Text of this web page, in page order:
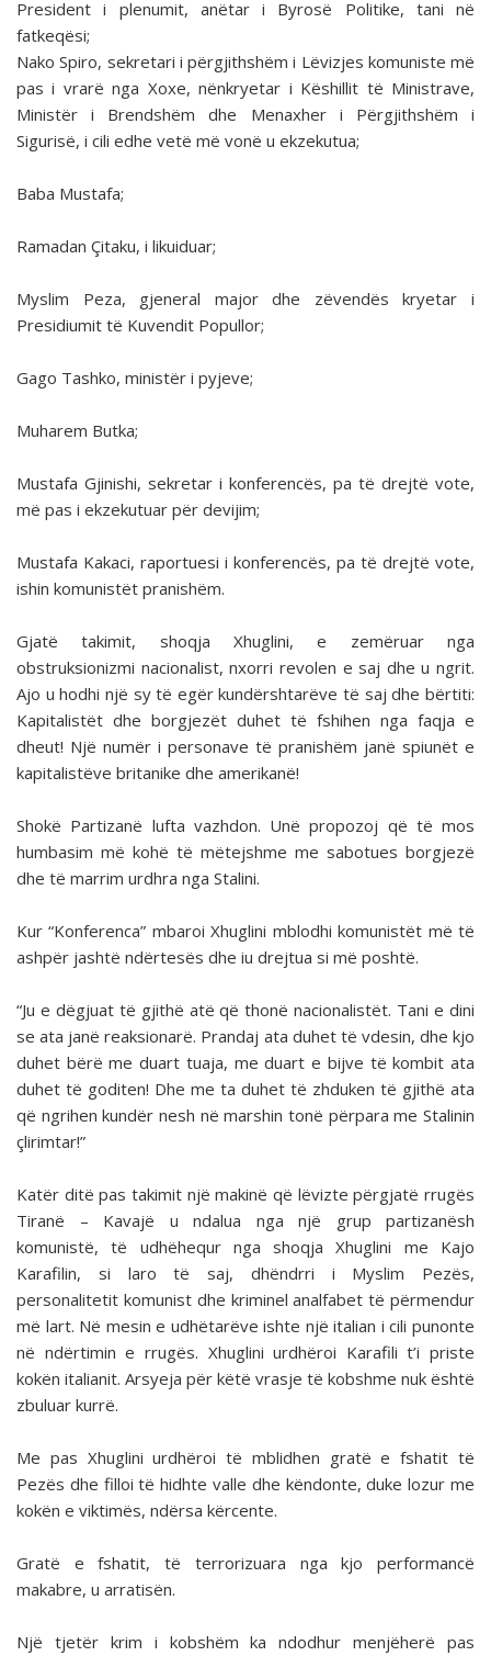
President i plenumit, anëtar i Byrosë Politike, tani në
fatkeqësi;
Nako Spiro, sekretari i përgjithshëm i Lëvizjes komuniste më
pas i vrarë nga Xoxe, nënkryetar i Këshillit të Ministrave,
Ministër i Brendshëm dhe Menaxher i Përgjithshëm i
Sigurisë, i cili edhe vetë më vonë u ekzekutua;
Baba Mustafa;
Ramadan Çitaku, i likuiduar;
Myslim Peza, gjeneral major dhe zëvendës kryetar i
Presidiumit të Kuvendit Popullor;
Gago Tashko, ministër i pyjeve;
Muharem Butka;
Mustafa Gjinishi, sekretar i konferencës, pa të drejtë vote,
më pas i ekzekutuar për devijim;
Mustafa Kakaci, raportuesi i konferencës, pa të drejtë vote,
ishin komunistët pranishëm.
Gjatë takimit, shoqja Xhuglini, e zemëruar nga
obstruksionizmi nacionalist, nxorri revolen e saj dhe u ngrit.
Ajo u hodhi një sy të egër kundërshtarëve të saj dhe bërtiti:
Kapitalistët dhe borgjezët duhet të fshihen nga faqja e
dheut! Një numër i personave të pranishëm janë spiunët e
kapitalistëve britanike dhe amerikanë!
Shokë Partizanë lufta vazhdon. Unë propozoj që të mos
humbasim më kohë të mëtejshme me sabotues borgjezë
dhe të marrim urdhra nga Stalini.
Kur “Konferenca” mbaroi Xhuglini mblodhi komunistët më të
ashpër jashtë ndërtesës dhe iu drejtua si më poshtë.
“Ju e dëgjuat të gjithë atë që thonë nacionalistët. Tani e dini
se ata janë reaksionarë. Prandaj ata duhet të vdesin, dhe kjo
duhet bërë me duart tuaja, me duart e bijve të kombit ata
duhet të goditen! Dhe me ta duhet të zhduken të gjithë ata
që ngrihen kundër nesh në marshin tonë përpara me Stalinin
çlirimtar!”
Katër ditë pas takimit një makinë që lëvizte përgjatë rrugës
Tiranë – Kavajë u ndalua nga një grup partizanësh
komunistë, të udhëhequr nga shoqja Xhuglini me Kajo
Karafilin, si laro të saj, dhëndrri i Myslim Pezës,
personalitetit komunist dhe kriminel analfabet të përmendur
më lart. Në mesin e udhëtarëve ishte një italian i cili punonte
në ndërtimin e rrugës. Xhuglini urdhëroi Karafili t’i priste
kokën italianit. Arsyeja për këtë vrasje të kobshme nuk është
zbuluar kurrë.
Me pas Xhuglini urdhëroi të mblidhen gratë e fshatit të
Pezës dhe filloi të hidhte valle dhe këndonte, duke lozur me
kokën e viktimës, ndërsa kërcente.
Gratë e fshatit, të terrorizuara nga kjo performancë
makabre, u arratisën.
Një tjetër krim i kobshëm ka ndodhur menjëherë pas